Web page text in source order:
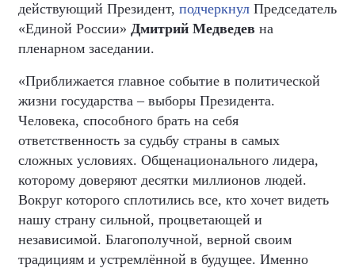
действующий Президент, подчеркнул Председатель
«Единой России» Дмитрий Медведев на
пленарном заседании.
«Приближается главное событие в политической
жизни государства – выборы Президента.
Человека, способного брать на себя
ответственность за судьбу страны в самых
сложных условиях. Общенационального лидера,
которому доверяют десятки миллионов людей.
Вокруг которого сплотились все, кто хочет видеть
нашу страну сильной, процветающей и
независимой. Благополучной, верной своим
традициям и устремлённой в будущее. Именно